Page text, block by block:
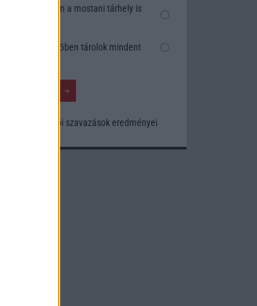
Nem, nekem a mostani tárhely is
Inkább felhőben tárolok mindent
Korábbi szavazások eredményei